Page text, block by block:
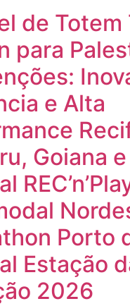
de Totem
para
e Alta
Goiana
Porto
Estação
2026